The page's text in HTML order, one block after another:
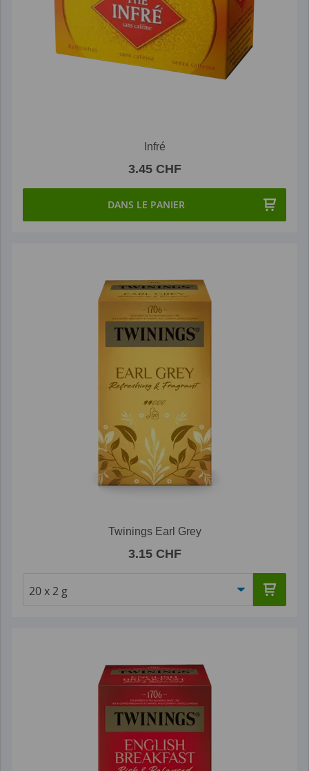
Infré
3.45 CHF
DANS LE PANIER
Twinings Earl Grey
3.15 CHF